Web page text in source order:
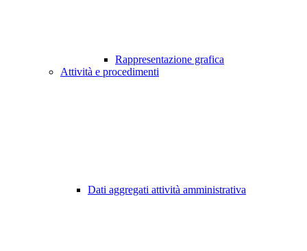
Rappresentazione grafica
Attività e procedimenti
Dati aggregati attività amministrativa